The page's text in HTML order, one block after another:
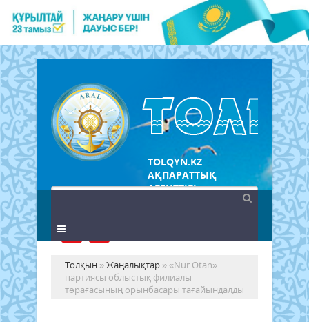
TOLQYN.KZ
АҚПАРАТТЫҚ
АГЕНТТІГІ
Толқын »Жаңалықтар » «Nur Otan»
партиясы облыстық филиалы
төрағасының орынбасары тағайындалды